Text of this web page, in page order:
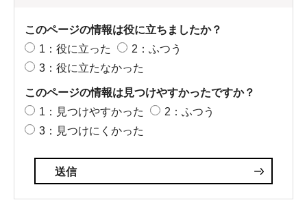
このページの情報は役に立ちましたか？
1：役に立った
2：ふつう
3：役に立たなかった
このページの情報は見つけやすかったですか？
1：見つけやすかった
2：ふつう
3：見つけにくかった